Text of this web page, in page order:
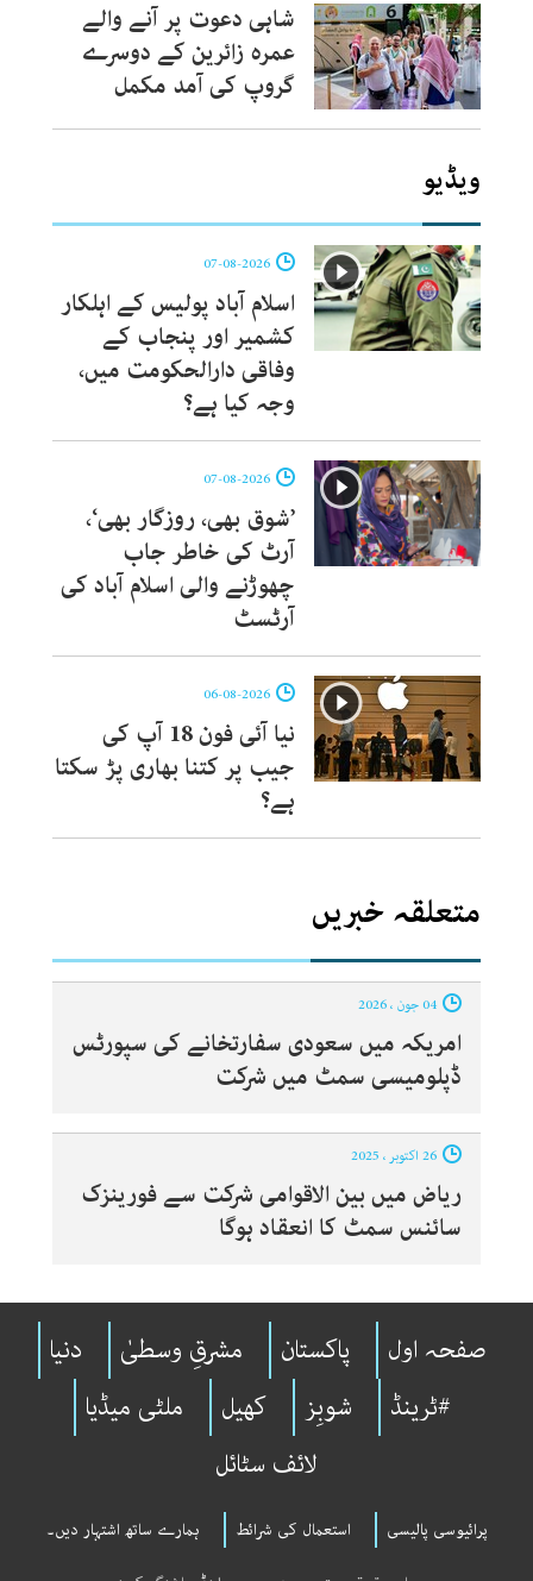
شاہی دعوت پر آنے والے
عمرہ زائرین کے دوسرے
گروپ کی آمد مکمل
ویڈیو
اسلام آباد پولیس کے اہلکار
کشمیر اور پنجاب کے
وفاقی دارالحکومت میں،
وجہ کیا ہے؟
’شوق بھی، روزگار بھی‘،
آرٹ کی خاطر جاب
چھوڑنے والی اسلام آباد کی
آرٹسٹ
نیا آئی فون 18 آپ کی
جیب پر کتنا بھاری پڑ سکتا
ہے؟
متعلقہ خبریں
امریکہ میں سعودی سفارتخانے کی سپورٹس
ڈپلومیسی سمٹ میں شرکت
ریاض میں بین الاقوامی شرکت سے فورینزک
سائنس سمٹ کا انعقاد ہوگا
صفحہ اول پاکستان مشرقِ وسطیٰ
دنیا
#ٹرینڈ
شوبِز کھیل
ملٹی میڈیا
لائف سٹائل
پرائیوسی پالیسی استعمال کی شرائط ہمارے ساتھ اشتہار دیں۔